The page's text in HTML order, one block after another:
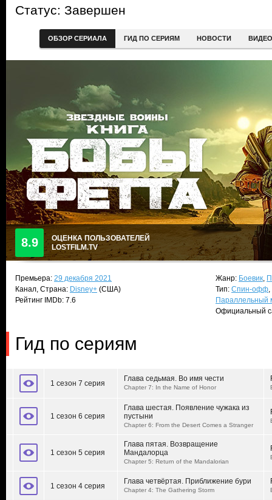
Статус: Завершен
ОБЗОР СЕРИАЛА ГИД ПО СЕРИЯМ НОВОСТИ ВИДЕО
8.9
ОЦЕНКА ПОЛЬЗОВАТЕЛЕЙ
LOSTFILM.TV
Премьера: 29 декабря 2021
Канал, Страна: Disney+ (США)
Рейтинг IMDb: 7.6
Жанр: Боевик,
Тип: Спин-офф,
Параллельный
Официальный
Гид по сериям
1 сезон 7 серия
Глава седьмая. Во имя чести
Chapter 7: In the Name of Honor
1 сезон 6 серия
Глава шестая. Появление чужака из
пустыни
Chapter 6: From the Desert Comes a Stranger
1 сезон 5 серия
Глава пятая. Возвращение
Мандалорца
Chapter 5: Return of the Mandalorian
1 сезон 4 серия
Глава четвёртая. Приближение бури
Chapter 4: The Gathering Storm